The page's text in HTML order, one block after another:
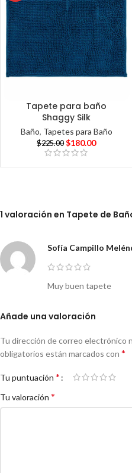
Tapete para baño
Shaggy Silk
Baño, Tapetes para Baño
$225.00 $180.00
1 valoración en Tapete de
Sofía Campillo
Muy buen tapete
Añade una valoración
Tu dirección de correo electrónico
obligatorios están marcados con *
Tu puntuación *
Tu valoración *